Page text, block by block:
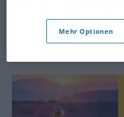
© OpenThesaurus.de
Mehr Optionen